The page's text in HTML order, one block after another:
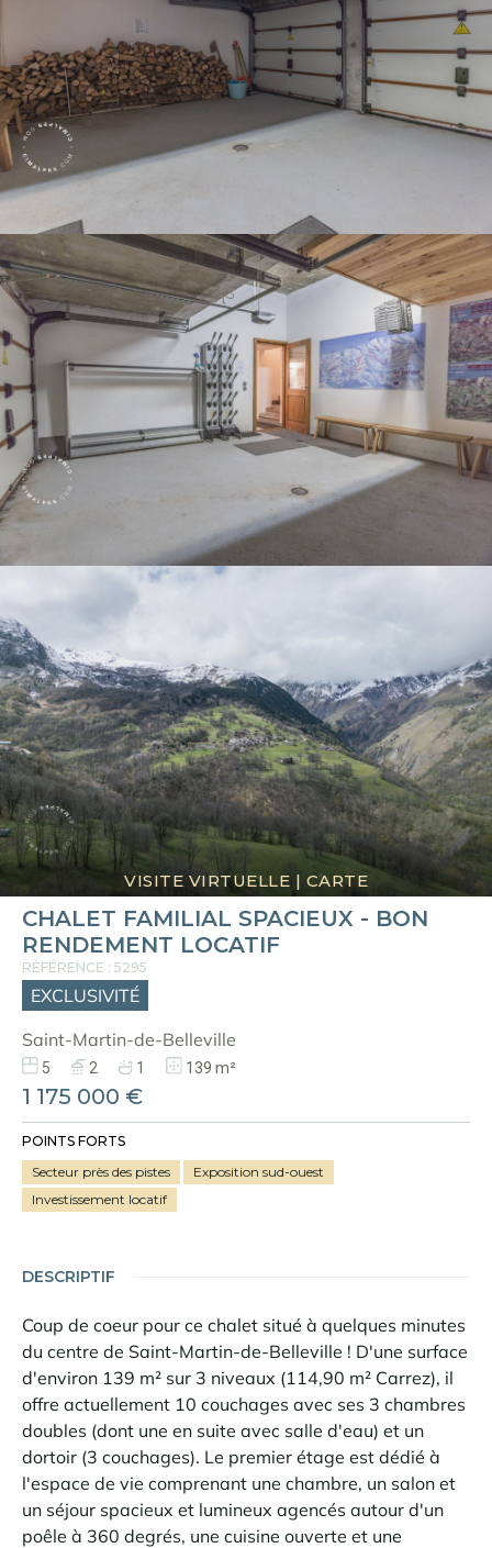
CHALET FAMILIAL SPACIEUX - BON
RENDEMENT LOCATIF
RÉFÉRENCE : 5295
EXCLUSIVITÉ
Saint-Martin-de-Belleville
VISITE VIRTUELLE | CARTE
5 2 1 139 m²
1 175 000 €
POINTS FORTS
Secteur près des pistes
Exposition sud-ouest
Investissement locatif
DESCRIPTIF
Coup de coeur pour ce chalet situé à quelques minutes
du centre de Saint-Martin-de-Belleville ! D'une surface
d'environ 139 m² sur 3 niveaux (114,90 m² Carrez), il
offre actuellement 10 couchages avec ses 3 chambres
doubles (dont une en suite avec salle d'eau) et un
dortoir (3 couchages). Le premier étage est dédié à
l'espace de vie comprenant une chambre, un salon et
un séjour spacieux et lumineux agencés autour d'un
poêle à 360 degrés, une cuisine ouverte et une